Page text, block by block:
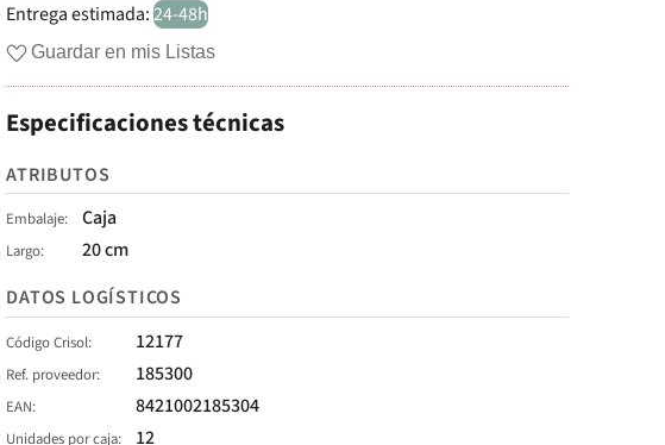
Entrega estimada:24-48h
Guardar en mis Listas
Especificaciones técnicas
ATRIBUTOS
Embalaje Caja
Largo
20 cm
DATOS LOGÍSTICOS
Código Crisol 12177
Ref. proveedor 185300
EAN 8421002185304
Unidades por caja 12